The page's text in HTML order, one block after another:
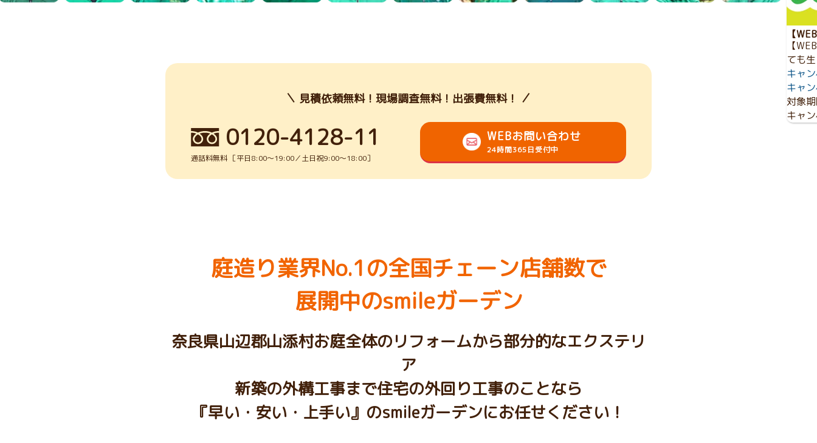
見積依頼無料！現場調査無料！出張費無料！
0120-4128-11
通話料無料 ［平日8:00～19:00／土日祝9:00～18:00］
WEBお問い合わせ
24時間365日受付中
庭造り業界No.1の全国チェーン店舗数で
展開中のsmileガーデン
奈良県山辺郡山添村お庭全体のリフォームから部分的なエクステリ
ア
新築の外構工事まで住宅の外回り工事のことなら
『早い・安い・上手い』のsmileガーデンにお任せください！
【
【
ても
キャ
キャ
対象
キャ